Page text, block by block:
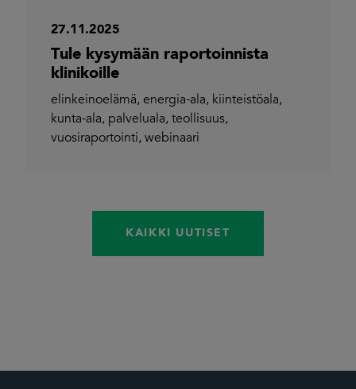
27.11.2025
Tule kysymään raportoinnista
klinikoille
elinkeinoelämä, energia-ala, kiinteistöala,
kunta-ala, palveluala, teollisuus,
vuosiraportointi, webinaari
KAIKKI UUTISET